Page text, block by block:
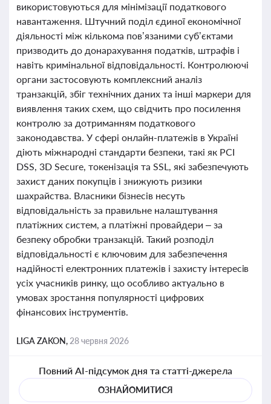
використовуються для мінімізації податкового
навантаження. Штучний поділ єдиної економічної
діяльності між кількома пов’язаними суб’єктами
призводить до донарахування податків, штрафів і
навіть кримінальної відповідальності. Контролюючі
органи застосовують комплексний аналіз
транзакцій, збіг технічних даних та інші маркери для
виявлення таких схем, що свідчить про посилення
контролю за дотриманням податкового
законодавства. У сфері онлайн-платежів в Україні
діють міжнародні стандарти безпеки, такі як PCI
DSS, 3D Secure, токенізація та SSL, які забезпечують
захист даних покупців і знижують ризики
шахрайства. Власники бізнесів несуть
відповідальність за правильне налаштування
платіжних систем, а платіжні провайдери – за
безпеку обробки транзакцій. Такий розподіл
відповідальності є ключовим для забезпечення
надійності електронних платежів і захисту інтересів
усіх учасників ринку, що особливо актуально в
умовах зростання популярності цифрових
фінансових інструментів.
LIGA ZAKON, 28 червня 2026
Повний AI-підсумок дня та статті-джерела
ОЗНАЙОМИТИСЯ